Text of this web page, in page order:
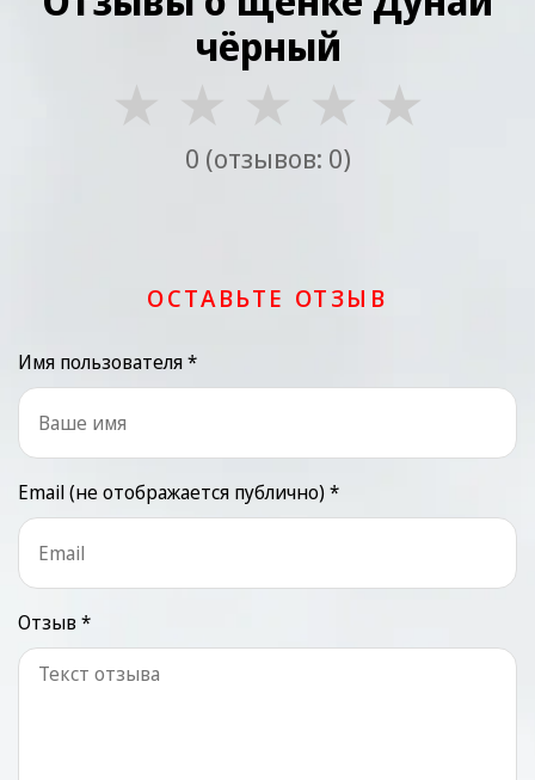
чёрный
★ ★ ★ ★ ★
0 (отзывов: 0)
ОСТАВЬТЕ ОТЗЫВ
Имя пользователя *
Email (не отображается публично) *
Отзыв *